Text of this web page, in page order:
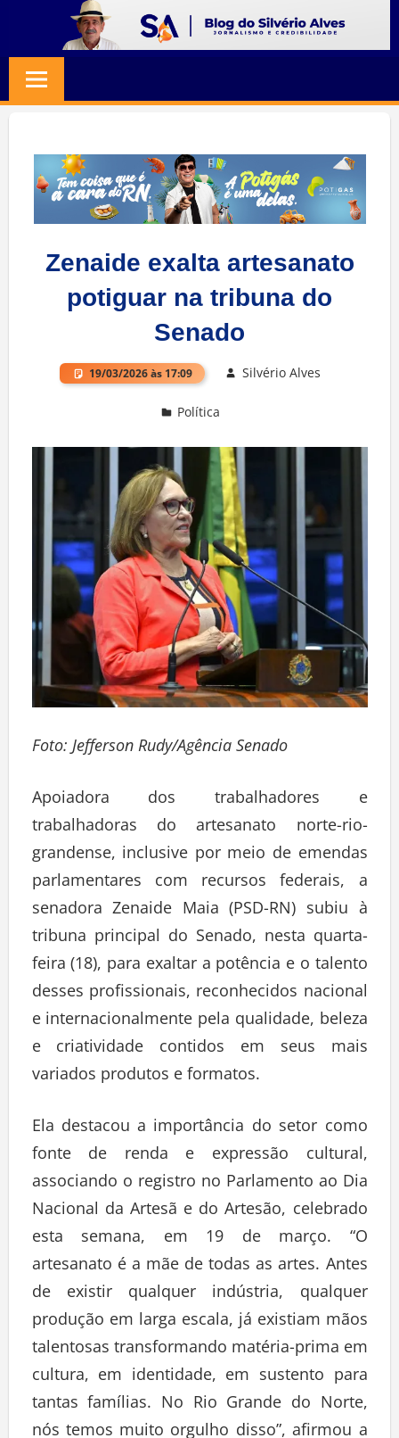
content
SILVERIO
ALVES
Jornalismo
Credibilidade
Zenaide exalta artesanato
potiguar na tribuna do
Senado
19/03/2026 às 17:09 Silvério Alves
Política
Foto: Jefferson Rudy/Agência Senado
Apoiadora dos trabalhadores e
trabalhadoras do artesanato norte-rio-
grandense, inclusive por meio de emendas
parlamentares com recursos federais, a
senadora Zenaide Maia (PSD-RN) subiu à
tribuna principal do Senado, nesta quarta-
feira (18), para exaltar a potência e o talento
desses profissionais, reconhecidos nacional
e internacionalmente pela qualidade, beleza
e criatividade contidos em seus mais
variados produtos e formatos.
Ela destacou a importância do setor como
fonte de renda e expressão cultural,
associando o registro no Parlamento ao Dia
Nacional da Artesã e do Artesão, celebrado
esta semana, em 19 de março. “O
artesanato é a mãe de todas as artes. Antes
de existir qualquer indústria, qualquer
produção em larga escala, já existiam mãos
talentosas transformando matéria-prima em
cultura, em identidade, em sustento para
tantas famílias. No Rio Grande do Norte,